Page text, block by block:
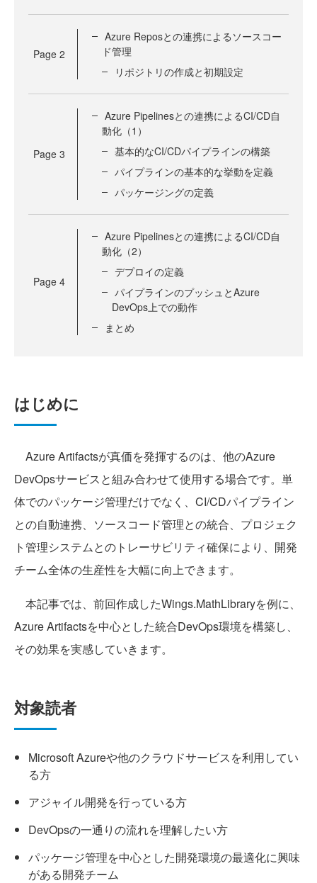
Page 2
Azure Reposとの連携によるソースコー
ド管理
リポジトリの作成と初期設定
Page 3
Azure Pipelinesとの連携によるCI/CD自
動化（1）
基本的なCI/CDパイプラインの構築
パイプラインの基本的な挙動を定義
パッケージングの定義
Page 4
Azure Pipelinesとの連携によるCI/CD自
動化（2）
デプロイの定義
パイプラインのプッシュとAzure
DevOps上での動作
まとめ
はじめに
Azure Artifactsが真価を発揮するのは、他のAzure
DevOpsサービスと組み合わせて使用する場合です。単
体でのパッケージ管理だけでなく、CI/CDパイプライン
との自動連携、ソースコード管理との統合、プロジェク
ト管理システムとのトレーサビリティ確保により、開発
チーム全体の生産性を大幅に向上できます。
本記事では、前回作成したWings.MathLibraryを例に、
Azure Artifactsを中心とした統合DevOps環境を構築し、
その効果を実感していきます。
対象読者
Microsoft Azureや他のクラウドサービスを利用してい
る方
アジャイル開発を行っている方
DevOpsの一通りの流れを理解したい方
パッケージ管理を中心とした開発環境の最適化に興味
がある開発チーム